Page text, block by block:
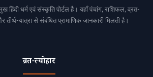
हिंदी धर्म एवं संस्कृति पोर्टल है। यहाँ पंचांग, राशिफल, व्रत-
तीर्थ-यात्रा से संबंधित प्रामाणिक जानकारी मिलती है।
व्रत-त्योहार